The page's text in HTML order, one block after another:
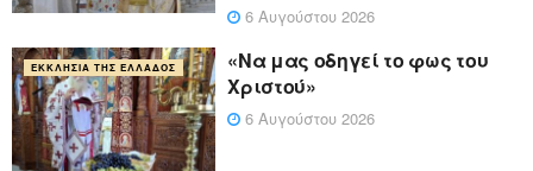
6 Αυγούστου 2026
ΕΚΚΛΗΣΊΑ ΤΗΣ ΕΛΛΆΔΟΣ
«Να μας οδηγεί το φως του
Χριστού»
6 Αυγούστου 2026